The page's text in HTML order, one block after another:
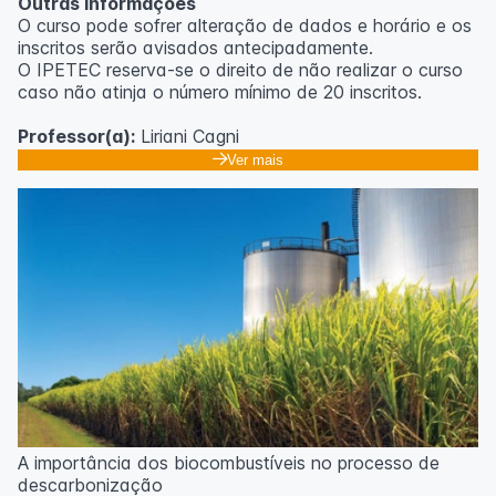
O curso pode sofrer alteração de dados e horário e os
inscritos serão avisados ​​antecipadamente.
O IPETEC reserva-se o direito de não realizar o curso
caso não atinja o número mínimo de 20 inscritos.
Professor(a): Liriani Cagni
Ver mais
A importância dos biocombustíveis no processo de
descarbonização